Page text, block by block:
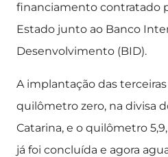
financiamento contratado
Estado junto ao Banco
Desenvolvimento (BID).
A implantação das
quilômetro zero, na divisa
Catarina, e o quilômetro
já foi concluída e agora